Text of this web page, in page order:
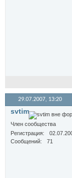
29.07.2007, 13:20
svtim
Член сообщества
Регистрация
Сообщений
71